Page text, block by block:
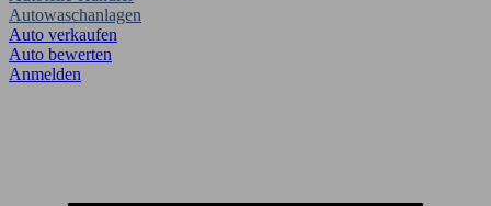
Autowaschanlagen
Auto verkaufen
Auto bewerten
Anmelden